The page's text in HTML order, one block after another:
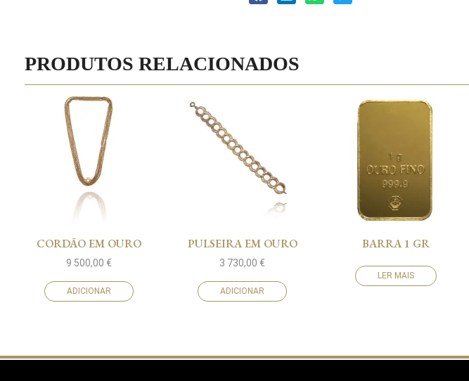
PRODUTOS RELACIONADOS
CORDÃO EM OURO
9 500,00€
ADICIONAR
PULSEIRA EM OURO
3 730,00€
ADICIONAR
BARRA 1 GR
LER MAIS